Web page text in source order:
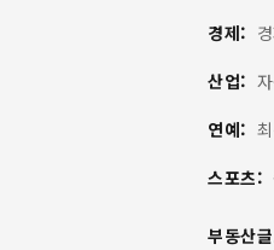
경제:
산업:
연예:
스포츠:
부동산